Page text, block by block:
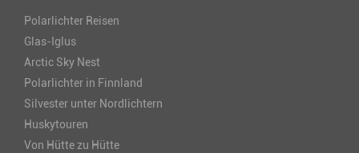
Polarlichter Reisen
Glas-Iglus
Arctic Sky Nest
Polarlichter in Finnland
Silvester unter Nordlichtern
Huskytouren
Von Hütte zu Hütte